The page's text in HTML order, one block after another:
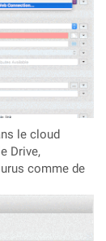
le cloud
Drive,
comme de